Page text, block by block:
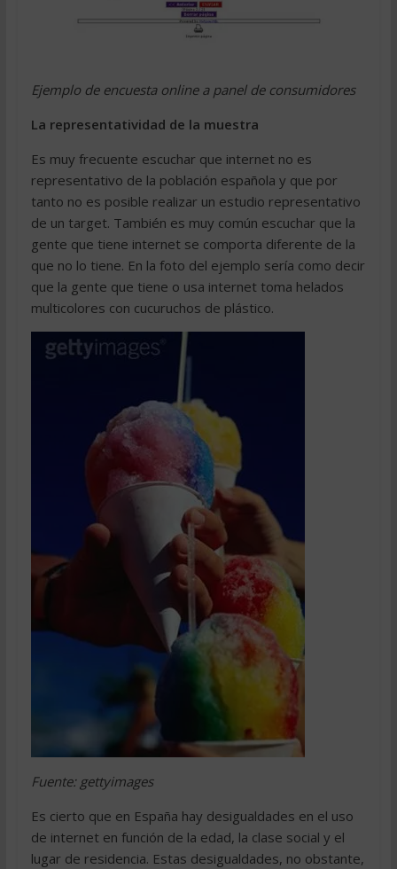
Ejemplo de encuesta online a panel de consumidores
La representatividad de la muestra
Es muy frecuente escuchar que internet no es
representativo de la población española y que por
tanto no es posible realizar un estudio representativo
de un target. También es muy común escuchar que la
gente que tiene internet se comporta diferente de la
que no lo tiene. En la foto del ejemplo sería como decir
que la gente que tiene o usa internet toma helados
multicolores con cucuruchos de plástico.
Fuente: gettyimages
Es cierto que en España hay desigualdades en el uso
de internet en función de la edad, la clase social y el
lugar de residencia. Estas desigualdades, no obstante,